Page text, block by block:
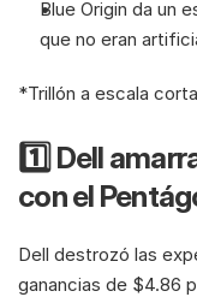
Blue Origin da un
que no eran
*Trillón a escala
1️⃣ Dell
con el
Dell destrozó las
ganancias de $4.86